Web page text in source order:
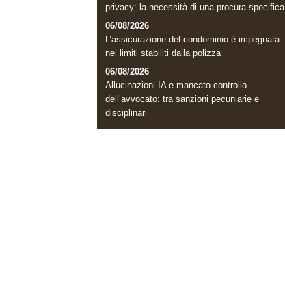
privacy: la necessità di una procura specifica
06/08/2026
L’assicurazione del condominio è impegnata
nei limiti stabiliti dalla polizza
06/08/2026
Allucinazioni IA e mancato controllo
dell’avvocato: tra sanzioni pecuniarie e
disciplinari